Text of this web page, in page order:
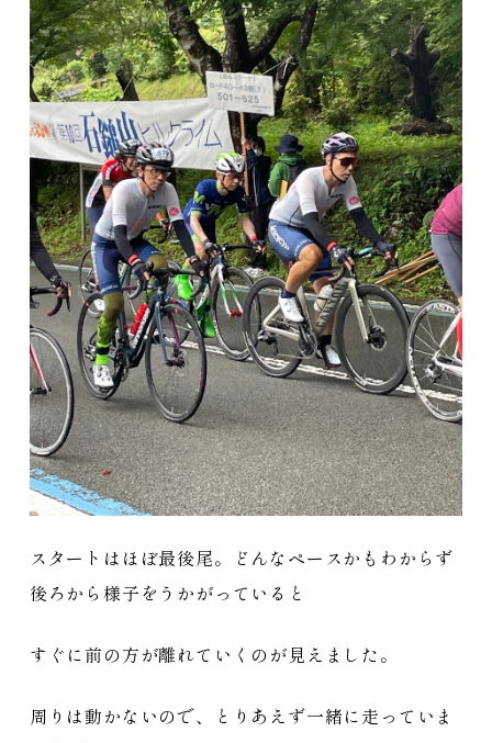
スタートはほぼ最後尾。どんなペースかもわからず
後ろから様子をうかがっていると
すぐに前の方が離れていくのが見えました。
周りは動かないので、とりあえず一緒に走っていま